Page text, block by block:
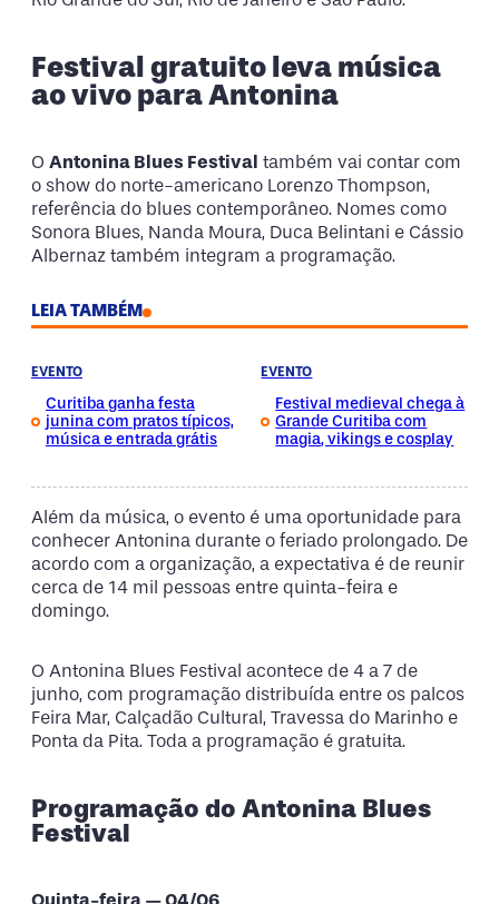
Festival gratuito leva música
ao vivo para Antonina
O Antonina Blues Festival também vai contar com
o show do norte-americano Lorenzo Thompson,
referência do blues contemporâneo. Nomes como
Sonora Blues, Nanda Moura, Duca Belintani e Cássio
Albernaz também integram a programação.
LEIA TAMBÉM
EVENTO
Curitiba ganha festa
junina com pratos típicos,
música e entrada grátis
EVENTO
Festival medieval chega à
Grande Curitiba com
magia, vikings e cosplay
Além da música, o evento é uma oportunidade para
conhecer Antonina durante o feriado prolongado. De
acordo com a organização, a expectativa é de reunir
cerca de 14 mil pessoas entre quinta-feira e
domingo.
O Antonina Blues Festival acontece de 4 a 7 de
junho, com programação distribuída entre os palcos
Feira Mar, Calçadão Cultural, Travessa do Marinho e
Ponta da Pita. Toda a programação é gratuita.
Programação do Antonina Blues
Festival
Quinta-feira — 04/06